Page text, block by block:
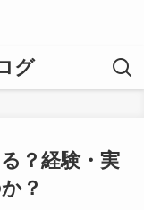
グ
？経験・実
？